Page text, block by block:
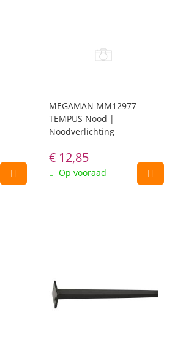
MEGAMAN MM12977
TEMPUS Nood |
Noodverlichting
€ 12,85
Op vooraad